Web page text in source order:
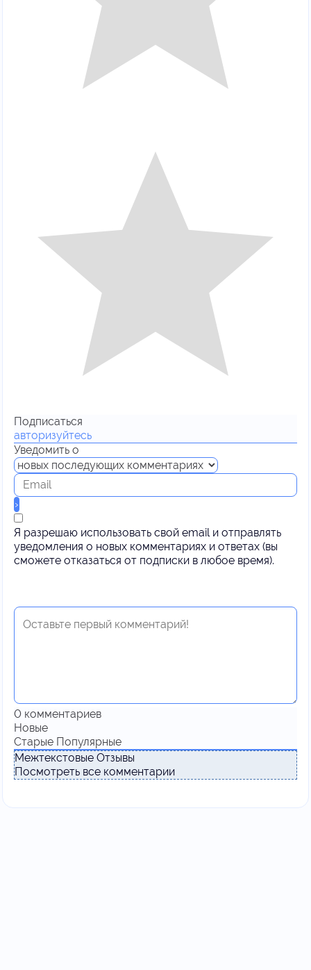
Подписаться
авторизуйтесь
Уведомить о
Я разрешаю использовать свой email и отправлять
уведомления о новых комментариях и ответах (вы
cможете отказаться от подписки в любое время).
0 комментариев
Новые
Старые Популярные
Межтекстовые Отзывы
Посмотреть все комментарии